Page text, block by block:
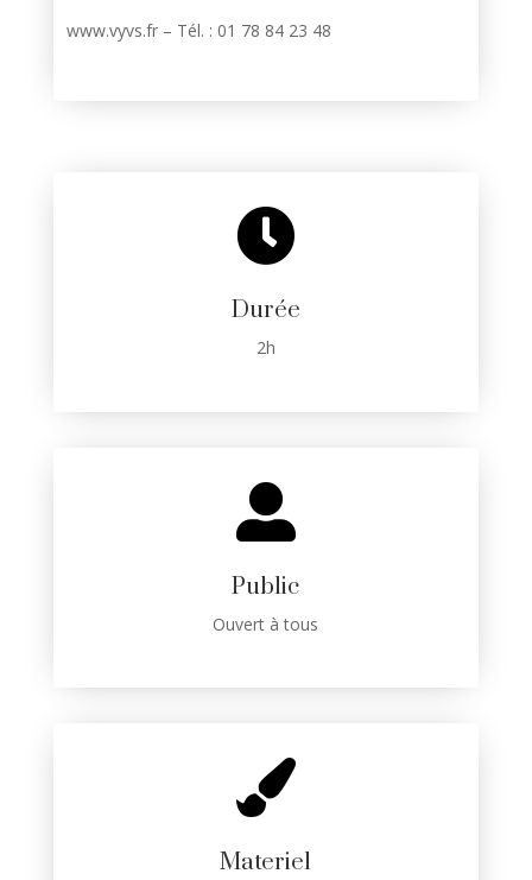
www.vyvs.fr – Tél. : 01 78 84 23 48

Durée
2h

Public
Ouvert à tous

Materiel